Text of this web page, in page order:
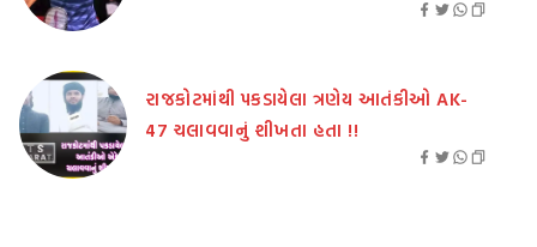
રાજકોટમાંથી પકડાયેલા ત્રણેય આતંકીઓ AK-
47 ચલાવવાનું શીખતા હતા !!